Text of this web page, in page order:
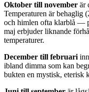
Oktober till november är
Temperaturen är behaglig
och himlen ofta klarblå —
maj erbjuder liknande
temperaturer.
December till februari
ibland dimma som kan
bukten en mystisk, eterisk